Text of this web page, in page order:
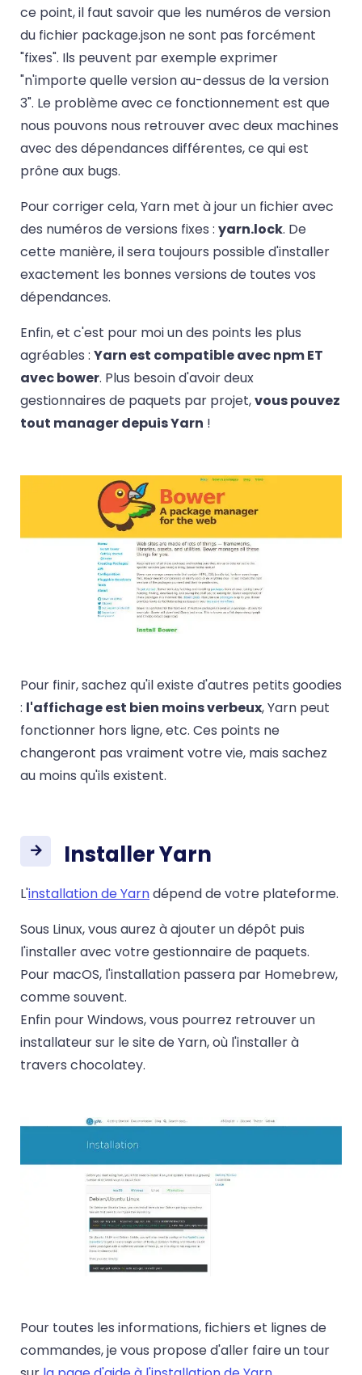
ce point, il faut savoir que les numéros de version
du fichier package.json ne sont pas forcément
"fixes". Ils peuvent par exemple exprimer
"n'importe quelle version au-dessus de la version
3". Le problème avec ce fonctionnement est que
nous pouvons nous retrouver avec deux machines
avec des dépendances différentes, ce qui est
prône aux bugs.
Pour corriger cela, Yarn met à jour un fichier avec
des numéros de versions fixes : yarn.lock. De
cette manière, il sera toujours possible d'installer
exactement les bonnes versions de toutes vos
dépendances.
Enfin, et c'est pour moi un des points les plus
agréables : Yarn est compatible avec npm ET
avec bower. Plus besoin d'avoir deux
gestionnaires de paquets par projet,vous pouvez
tout manager depuis Yarn !
Pour finir, sachez qu'il existe d'autres petits goodies
: l'affichage est bien moins verbeux, Yarn peut
fonctionner hors ligne, etc. Ces points ne
changeront pas vraiment votre vie, mais sachez
au moins qu'ils existent.
Installer Yarn
L'installation de Yarndépend de votre plateforme.
Sous Linux, vous aurez à ajouter un dépôt puis
l'installer avec votre gestionnaire de paquets.
Pour macOS, l'installation passera par Homebrew,
comme souvent.
Enfin pour Windows, vous pourrez retrouver un
installateur sur le site de Yarn, où l'installer à
travers chocolatey.
Pour toutes les informations, fichiers et lignes de
commandes, je vous propose d'aller faire un tour